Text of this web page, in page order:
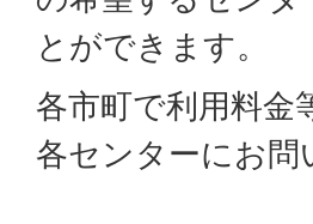
とができます。
各市町で利用料金
各センターにお